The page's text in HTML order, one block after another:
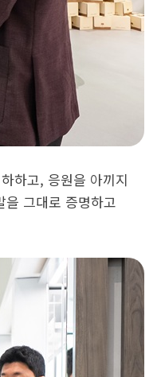
하고, 응원을 아끼지
그대로 증명하고